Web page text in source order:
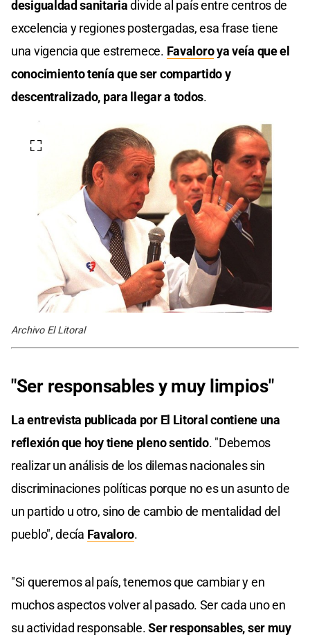
desigualdad sanitariadivide al país entre centros de
excelencia y regiones postergadas, esa frase tiene
una vigencia que estremece. Favaloroya veía que el
conocimiento tenía que ser compartido y
descentralizado, para llegar a todos.
Archivo El Litoral
"Ser responsables y muy limpios"
La entrevista publicada por El Litoral contiene una
reflexión que hoy tiene pleno sentido. "Debemos
realizar un análisis de los dilemas nacionales sin
discriminaciones políticas porque no es un asunto de
un partido u otro, sino de cambio de mentalidad del
pueblo", decía Favaloro.
"Si queremos al país, tenemos que cambiar y en
muchos aspectos volver al pasado. Ser cada uno en
su actividad responsable.Ser responsables, ser muy